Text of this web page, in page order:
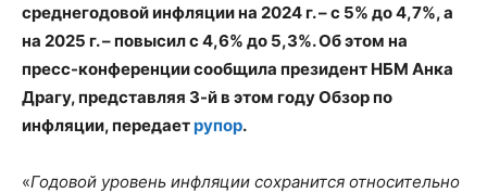
среднегодовой инфляции на 2024 г. – с 5% до 4,7%, а
на 2025 г. – повысил с 4,6% до 5,3%. Об этом на
пресс-конференции сообщила президент НБМ Анка
Драгу, представляя 3-й в этом году Обзор по
инфляции, передаетрупор.
«Годовой уровень инфляции сохранится относительно